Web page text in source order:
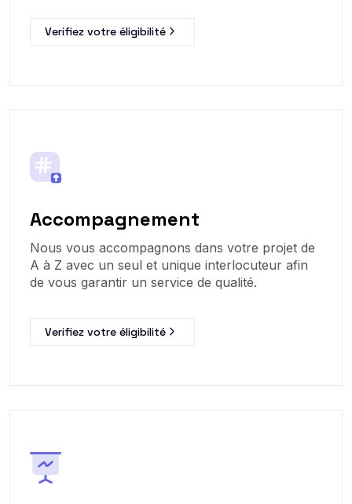
Verifiez votre éligibilité
Accompagnement
Nous vous accompagnons dans votre projet de
A à Z avec un seul et unique interlocuteur afin
de vous garantir un service de qualité.
Verifiez votre éligibilité